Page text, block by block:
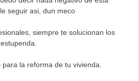
seguir asi, dun meco
siempre te solucionan los
la reforma de tu vivienda.